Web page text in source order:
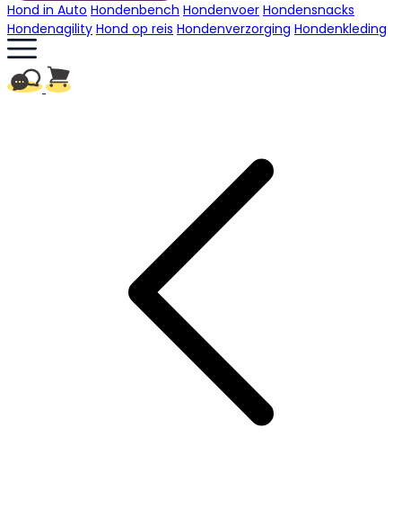
Hond in Auto Hondenbench Hondenvoer Hondensnacks
Hondenagility Hond op reis Hondenverzorging Hondenkleding